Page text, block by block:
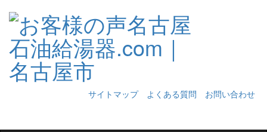
サイトマップ よくある質問
お問い合わせ